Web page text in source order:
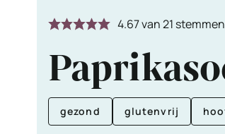
4.67van21 stemmen
gezond glutenvrij